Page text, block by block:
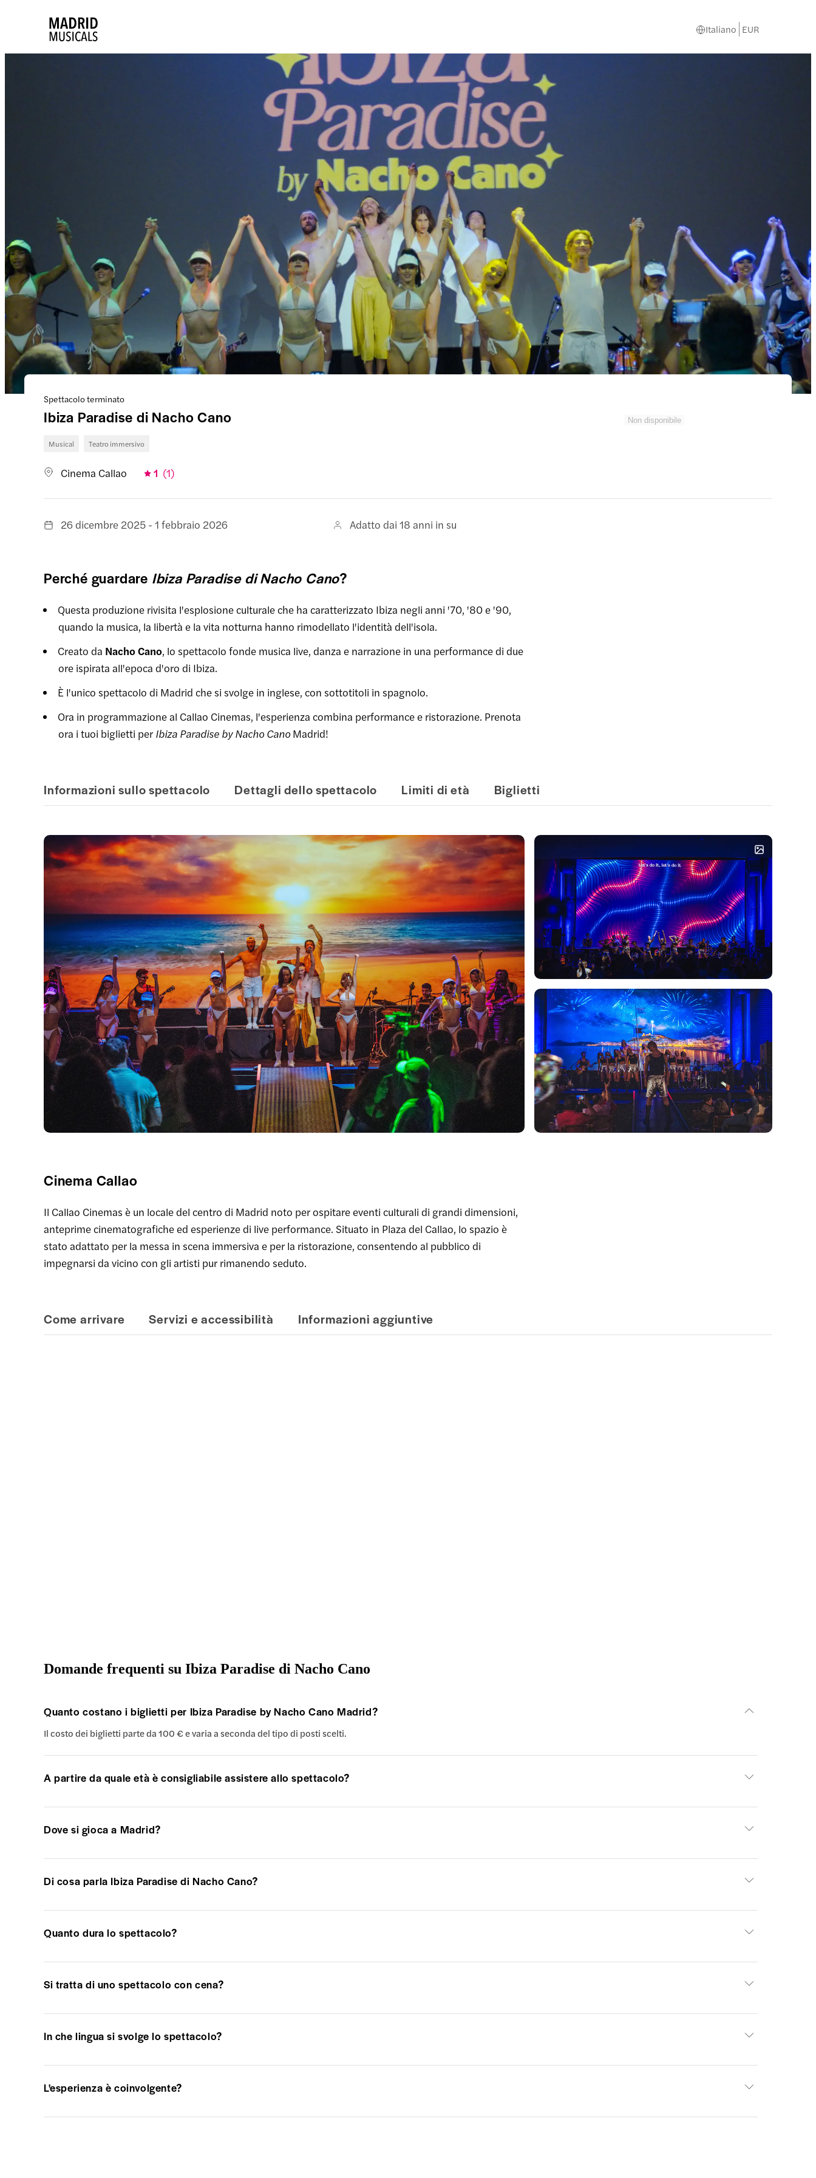
Italiano EUR
Spettacolo terminato
Ibiza Paradise di Nacho Cano
Musical Teatro immersivo
Non disponibile
Cinema Callao 1 (1)
26 dicembre 2025 - 1 febbraio 2026 Adatto dai 18 anni in su
Perché guardare Ibiza Paradise di Nacho Cano?
Questa produzione rivisita l'esplosione culturale che ha caratterizzato Ibiza negli anni '70, '80 e '90,
quando la musica, la libertà e la vita notturna hanno rimodellato l'identità dell'isola.
Creato da Nacho Cano, lo spettacolo fonde musica live, danza e narrazione in una performance di due
ore ispirata all'epoca d'oro di Ibiza.
È l'unico spettacolo di Madrid che si svolge in inglese, con sottotitoli in spagnolo.
Ora in programmazione al Callao Cinemas, l'esperienza combina performance e ristorazione. Prenota
ora i tuoi biglietti per Ibiza Paradise by Nacho Cano Madrid!
Informazioni sullo spettacolo Dettagli dello spettacolo Limiti di età Biglietti
Cinema Callao
Il Callao Cinemas è un locale del centro di Madrid noto per ospitare eventi culturali di grandi dimensioni,
anteprime cinematografiche ed esperienze di live performance. Situato in Plaza del Callao, lo spazio è
stato adattato per la messa in scena immersiva e per la ristorazione, consentendo al pubblico di
impegnarsi da vicino con gli artisti pur rimanendo seduto.
Come arrivare Servizi e accessibilità Informazioni aggiuntive
Domande frequenti su Ibiza Paradise di Nacho Cano
Quanto costano i biglietti per Ibiza Paradise by Nacho Cano Madrid?
Il costo dei biglietti parte da 100 € e varia a seconda del tipo di posti scelti.
A partire da quale età è consigliabile assistere allo spettacolo?
Dove si gioca a Madrid?
Di cosa parla Ibiza Paradise di Nacho Cano?
Quanto dura lo spettacolo?
Si tratta di uno spettacolo con cena?
In che lingua si svolge lo spettacolo?
L'esperienza è coinvolgente?